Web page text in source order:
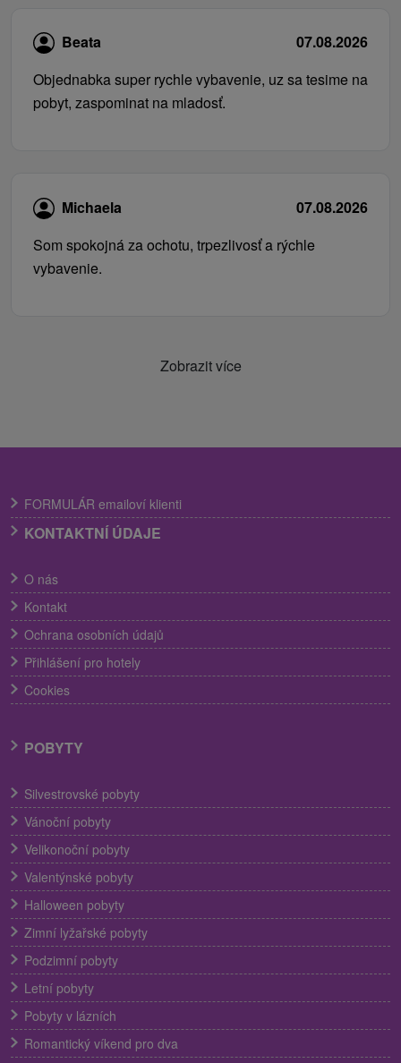
Beata
07.08.2026
Objednabka super rychle vybavenie, uz sa tesime na
pobyt, zaspominat na mladosť.
Michaela
07.08.2026
Som spokojná za ochotu, trpezlivosť a rýchle
vybavenie.
Zobrazit více
FORMULÁR emailoví klienti
KONTAKTNÍ ÚDAJE
O nás
Kontakt
Ochrana osobních údajů
Přihlášení pro hotely
Cookies
POBYTY
Silvestrovské pobyty
Vánoční pobyty
Velikonoční pobyty
Valentýnské pobyty
Halloween pobyty
Zimní lyžařské pobyty
Podzimní pobyty
Letní pobyty
Pobyty v lázních
Romantický víkend pro dva